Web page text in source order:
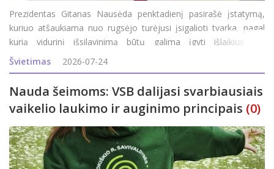
Prezidentas Gitanas Nausėda penktadienį pasirašė įstatymą,
kuriuo atšaukiama nuo rugsėjo turėjusi įsigalioti tvarka, pagal
kurią vidurinį išsilavinimą būtų galima įgyti išlaikius tris
valstybinius brandos egzaminus. Apie tai penktadienį patvirtino
Prezidentūra.&nb
Švietimas 2026-07-24
Nauda šeimoms: VSB dalijasi svarbiausiais
vaikelio laukimo ir auginimo principais (0)